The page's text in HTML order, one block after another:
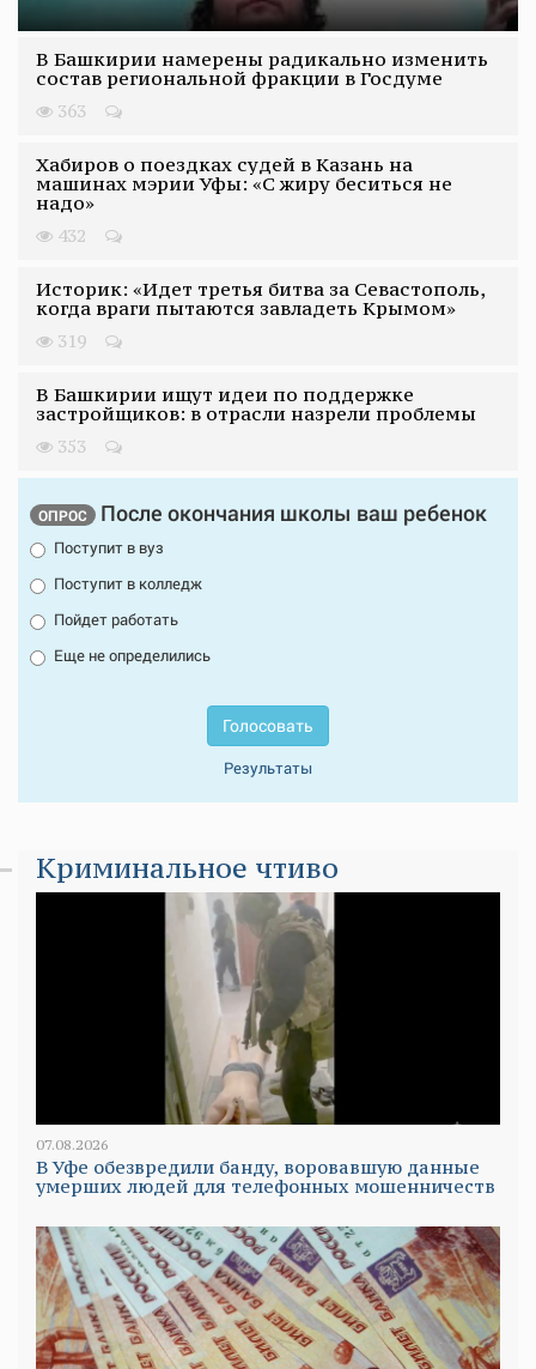
В Башкирии намерены радикально изменить
состав региональной фракции в Госдуме
363
Хабиров о поездках судей в Казань на
машинах мэрии Уфы: «С жиру беситься не
надо»
432
Историк: «Идет третья битва за Севастополь,
когда враги пытаются завладеть Крымом»
319
В Башкирии ищут идеи по поддержке
застройщиков: в отрасли назрели проблемы
353
ОПРОС После окончания школы ваш ребенок
Поступит в вуз
Поступит в колледж
Пойдет работать
Еще не определились
Голосовать
Результаты
Криминальное чтиво
07.08.2026
В Уфе обезвредили банду, воровавшую данные
умерших людей для телефонных мошенничеств